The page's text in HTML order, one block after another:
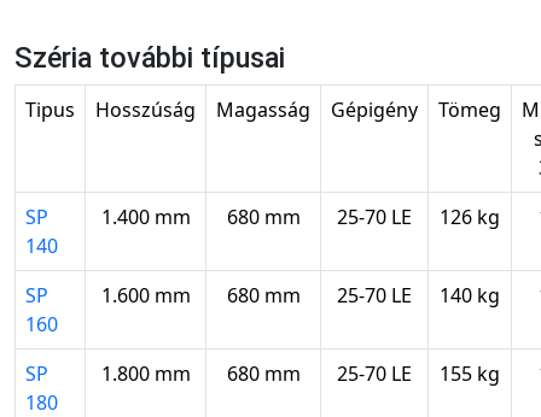
Széria további típusai
Tipus Hosszúság Magasság Gépigény Tömeg
SP
140
1.400 mm 680 mm 25-70 LE 126 kg
SP
160
1.600 mm 680 mm 25-70 LE 140 kg
SP
180
1.800 mm 680 mm 25-70 LE 155 kg